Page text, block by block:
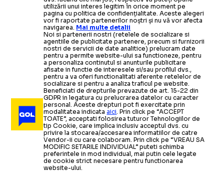
utilizării unui interes legitim în orice moment pe
pagina cu politica de confidențialitate. Aceste alegeri
vor fi raportate partenerilor noștri și nu vă vor afecta
navigarea. Mai multe detalii
Noi si partenerii nostri (retelele de socializare si
agentiile de publicitate partenere, precum si furnizorii
nostri de servicii de date analitice) prelucram date
pentru a permite website-ului sa functioneze, pentru
a personaliza continutul si anunturile publicitare
afisate in functie de interesele si/sau profilul dvs.,
pentru a va oferi functionalitati aferente retelelor de
socializare si pentru a analiza traficul pe website.
Beneficiati de drepturile prevazute de art. 15-22 din
GDPR in legatura cu prelucrarea datelor cu caracter
personal. Aceste drepturi pot fi exercitate prin
modalitatea indicataaici. Prin click pe “ACCEPT
TOATE”, acceptati folosirea tuturor Tehnologiilor de
tip Cookie, care implica inclusiv acceptul dvs. cu
privire la stocarea/accesarea informatiilor de catre
Vendor-ii cu care colaboram. Prin click pe “VREAU SA
MODIFIC SETARILE INDIVIDUAL” puteti schimba
preferintele in mod individual, mai putin cele legate
de cookie strict necesare pentru functionarea
website-ului.